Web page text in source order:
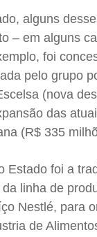
alguns
– em alguns
foi
pelo grupo
(nova
das
(R$ 335
Estado foi a
linha de
Nestlé, para
de